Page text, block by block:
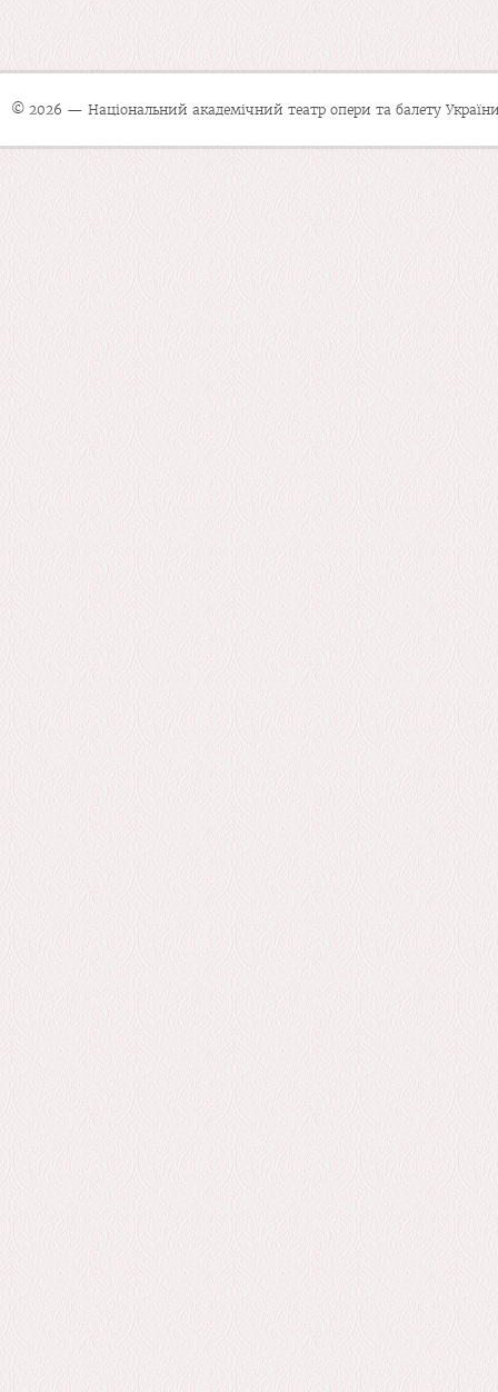
© 2026 — Національний академічний театр опери та балету